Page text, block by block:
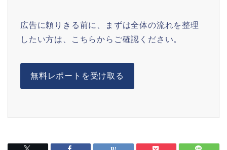
広告に頼りきる前に、まずは全体の流れを整理
したい方は、こちらからご確認ください。
無料レポートを受け取る